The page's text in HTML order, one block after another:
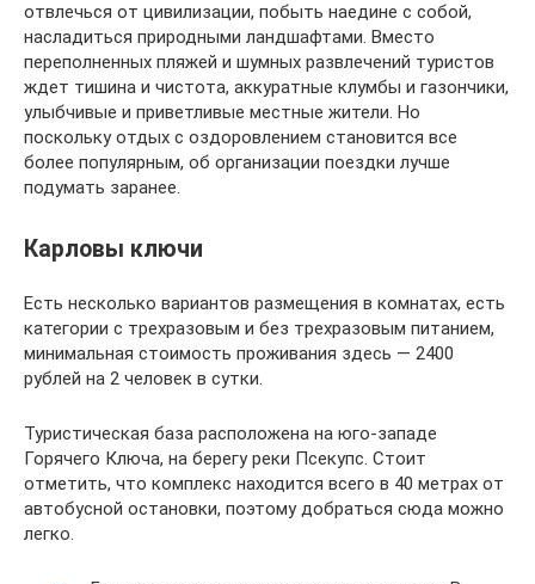
отвлечься от цивилизации, побыть наедине с собой,
насладиться природными ландшафтами. Вместо
переполненных пляжей и шумных развлечений туристов
ждет тишина и чистота, аккуратные клумбы и газончики,
улыбчивые и приветливые местные жители. Но
поскольку отдых с оздоровлением становится все
более популярным, об организации поездки лучше
подумать заранее.
Карловы ключи
Есть несколько вариантов размещения в комнатах, есть
категории с трехразовым и без трехразовым питанием,
минимальная стоимость проживания здесь — 2400
рублей на 2 человек в сутки.
Туристическая база расположена на юго-западе
Горячего Ключа, на берегу реки Псекупс. Стоит
отметить, что комплекс находится всего в 40 метрах от
автобусной остановки, поэтому добраться сюда можно
легко.